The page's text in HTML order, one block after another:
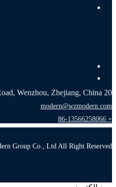
20 Jinsiqiao Road, Wenzhou, Zhejiang, China
modern@wzmodern.com
+ 86-13566258066
Group Co., Ltd All Right Reserved